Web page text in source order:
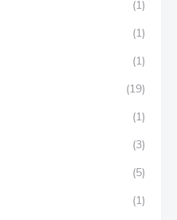
(1)
(1)
(1)
(19)
(1)
(3)
(5)
(1)